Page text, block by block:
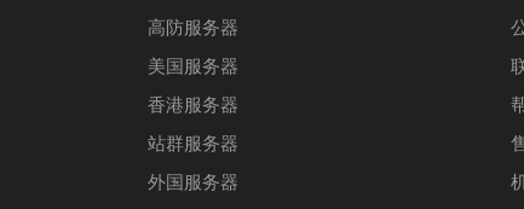
高防服务器
美国服务器
香港服务器
站群服务器
外国服务器